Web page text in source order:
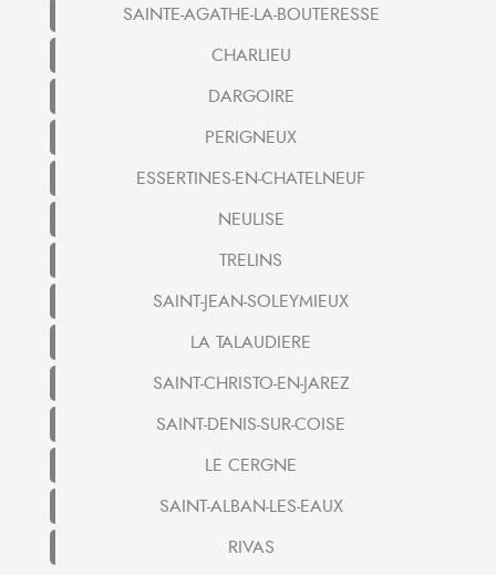
SAINTE-AGATHE-LA-BOUTERESSE
CHARLIEU
DARGOIRE
PERIGNEUX
ESSERTINES-EN-CHATELNEUF
NEULISE
TRELINS
SAINT-JEAN-SOLEYMIEUX
LA TALAUDIERE
SAINT-CHRISTO-EN-JAREZ
SAINT-DENIS-SUR-COISE
LE CERGNE
SAINT-ALBAN-LES-EAUX
RIVAS